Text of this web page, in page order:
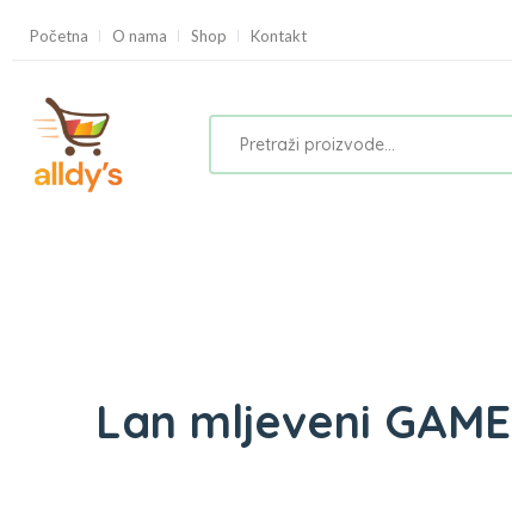
Početna O nama Shop Kontakt
Lan mljeveni